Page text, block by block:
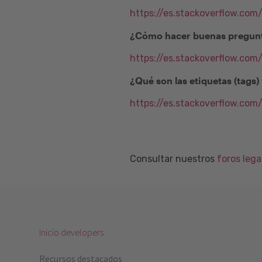
https://
¿Cómo hacer buenas
https://
¿Qué son las etiquetas
https://
Consultar nuestros foros
Inicio developers
Recursos destacados